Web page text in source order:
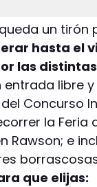
un
hasta el
las
entrada libre
Concurso
la
Rawson; e
que elijas: